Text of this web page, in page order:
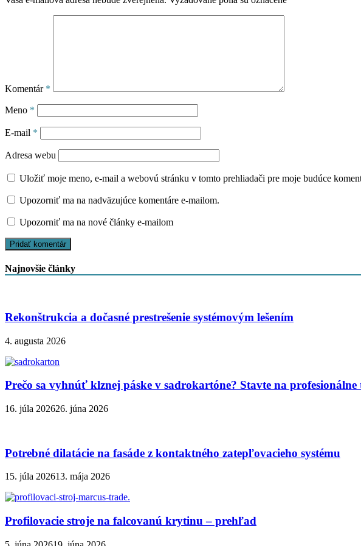
Komentár *
Meno *
E-mail *
Adresa webu
Uložiť moje meno, e-mail a webovú stránku v tomto prehliadači pre moje budúce
Upozorniť ma na nadväzujúce komentáre e-mailom.
Upozorniť ma na nové články e-mailom
Najnovšie články
Rekonštrukcia a dočasné prestrešenie systémovým lešením
4. augusta 2026
Prečo sa vyhnúť klznej páske v sadrokartóne? Stavte na
16. júla 202626. júna 2026
Potrebné dilatácie na fasáde z kontaktného zatepľovacieho systému
15. júla 202613. mája 2026
Profilovacie stroje na falcovanú krytinu – prehľad